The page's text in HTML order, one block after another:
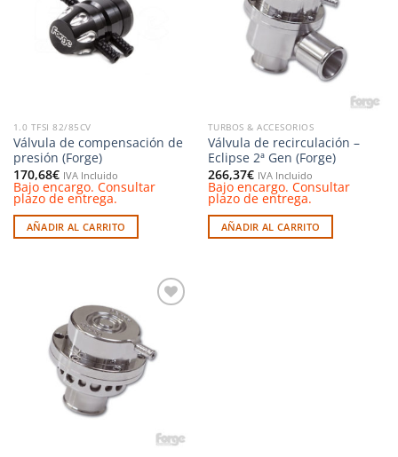
1.0 TFSI 82/85CV
Válvula de compensación de
presión (Forge)
170,68€ IVA Incluido
Bajo encargo. Consultar
plazo de entrega.
AÑADIR AL CARRITO
TURBOS & ACCESORIOS
Válvula de recirculación –
Eclipse 2ª Gen (Forge)
266,37€ IVA Incluido
Bajo encargo. Consultar
plazo de entrega.
AÑADIR AL CARRITO
deseos